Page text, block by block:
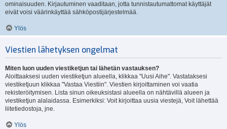
ominaisuuden. Kirjautuminen vaaditaan, jotta tunnistautumattomat käyttäjät
eivät voisi väärinkäyttää sähköpostijärjestelmää.
Ylös
Viestien lähetyksen ongelmat
Miten luon uuden viestiketjun tai lähetän vastauksen?
Aloittaaksesi uuden viestiketjun alueella, klikkaa "Uusi Aihe". Vastataksesi
viestiketjuun klikkaa "Vastaa Viestiin". Viestien kirjoittaminen voi vaatia
rekisteröitymisen. Lista sinun oikeuksistasi alueella on nähtävillä alueen ja
viestiketjun alalaidassa. Esimerkiksi: Voit kirjoittaa uusia viestejä, Voit lähettää
liitetiedostoja, jne.
Ylös